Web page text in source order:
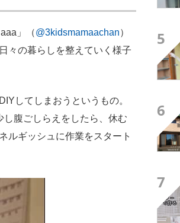
」（@3kidsmamaachan）
々の暮らしを整えていく様子
してしまおうというもの。
腹ごしらえをしたら、休む
ルギッシュに作業をスタート
5
6
7